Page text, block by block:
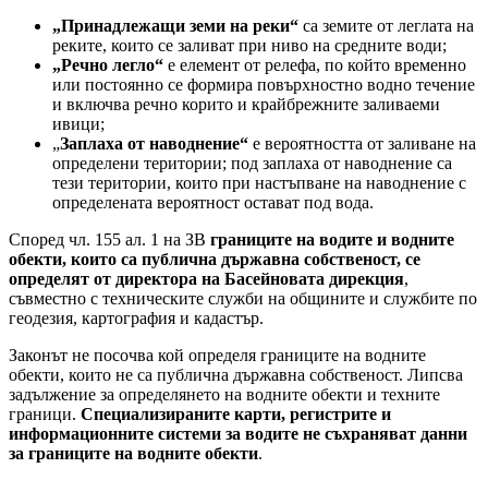
„Принадлежащи земи на реки“ са земите от леглата на
реките, които се заливат при ниво на средните води;
„Речно легло“ е елемент от релефа, по който временно
или постоянно се формира повърхностно водно течение
и включва речно корито и крайбрежните заливаеми
ивици;
„Заплаха от наводнение“ е вероятността от заливане на
определени територии; под заплаха от наводнение са
тези територии, които при настъпване на наводнение с
определената вероятност остават под вода.
Според чл. 155 ал. 1 на ЗВ границите на водите и водните
обекти, които са публична държавна собственост, се
определят от директора на Басейновата дирекция,
съвместно с техническите служби на общините и службите по
геодезия, картография и кадастър.
Законът не посочва кой определя границите на водните
обекти, които не са публична държавна собственост. Липсва
задължение за определянето на водните обекти и техните
граници. Специализираните карти, регистрите и
информационните системи за водите не съхраняват данни
за границите на водните обекти.